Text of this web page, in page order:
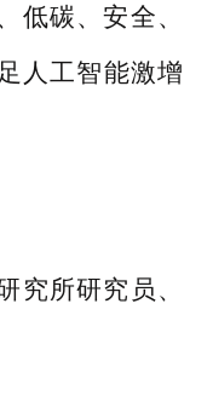
低碳、安全、
人工智能激增
究所研究员、